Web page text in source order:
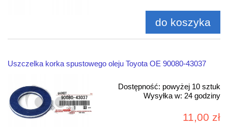
do koszyka
Uszczelka korka spustowego oleju Toyota OE 90080-43037
Dostępność: powyżej 10 sztuk
Wysyłka w: 24 godziny
11,00 zł